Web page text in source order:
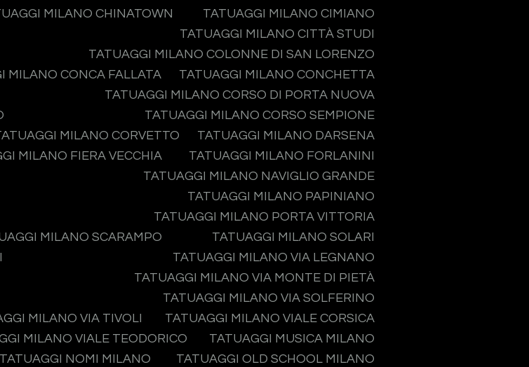
MILANO CHINATOWN
TATUAGGI MILANO CIMIANO
TATUAGGI MILANO CITTÀ STUDI
TATUAGGI MILANO COLONNE DI SAN LORENZO
MILANO CONCA FALLATA
TATUAGGI MILANO CONCHETTA
TATUAGGI MILANO CORSO DI PORTA NUOVA
TATUAGGI MILANO CORSO SEMPIONE
MILANO CORVETTO
TATUAGGI MILANO DARSENA
MILANO FIERA VECCHIA
TATUAGGI MILANO FORLANINI
TATUAGGI MILANO NAVIGLIO GRANDE
TATUAGGI MILANO PAPINIANO
TATUAGGI MILANO PORTA VITTORIA
MILANO SCARAMPO
TATUAGGI MILANO SOLARI
TATUAGGI MILANO VIA LEGNANO
TATUAGGI MILANO VIA MONTE DI PIETÀ
TATUAGGI MILANO VIA SOLFERINO
MILANO VIA TIVOLI
TATUAGGI MILANO VIALE CORSICA
MILANO VIALE TEODORICO
TATUAGGI MUSICA MILANO
TATUAGGI NOMI MILANO
TATUAGGI OLD SCHOOL MILANO